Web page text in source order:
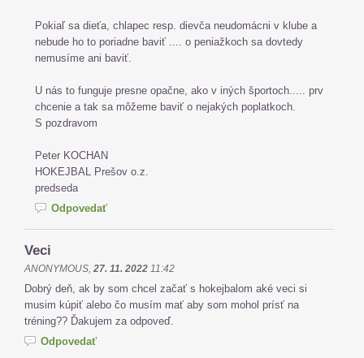
Pokiaľ sa dieťa, chlapec resp. dievča neudomácni v klube a
nebude ho to poriadne baviť .... o peniažkoch sa dovtedy
nemusíme ani baviť.
U nás to funguje presne opačne, ako v iných športoch..... prv
chcenie a tak sa môžeme baviť o nejakých poplatkoch.
S pozdravom
Peter KOCHAN
HOKEJBAL Prešov o.z.
predseda
Odpovedať
Veci
ANONYMOUS, 27. 11. 2022 11:42
Dobrý deň, ak by som chcel začať s hokejbalom aké veci si
musim kúpiť alebo čo musím mať aby som mohol prísť na
tréning?? Ďakujem za odpoveď.
Odpovedať